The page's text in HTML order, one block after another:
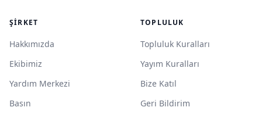
ŞIRKET
Hakkımızda
Ekibimiz
Yardım Merkezi
Basın
TOPLULUK
Topluluk Kuralları
Yayım Kuralları
Bize Katıl
Geri Bildirim